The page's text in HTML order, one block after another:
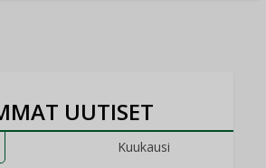
UUTISET
Kuukausi